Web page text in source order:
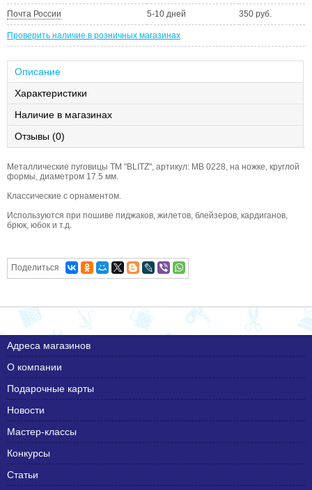
Почта России 5-10 дней 350 руб.
Проверить наличие в розничных магазинах
Описание
Характеристики
Наличие в магазинах
Отзывы (0)
Металлические пуговицы ТМ "BLITZ", артикул: MB 0228, на ножке, круглой
формы, диаметром 17.5 мм.
Классические с орнаментом.
Используются при пошиве пиджаков, жилетов, блейзеров, кардиганов,
брюк, юбок и т.д.
Поделиться
Адреса магазинов
О компании
Подарочные карты
Новости
Мастер-классы
Конкурсы
Статьи